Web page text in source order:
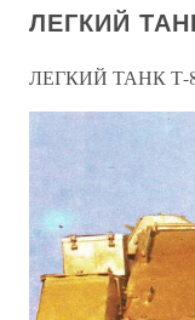
ЛЕГКИЙ
ЛЕГКИЙ ТАНК Т-